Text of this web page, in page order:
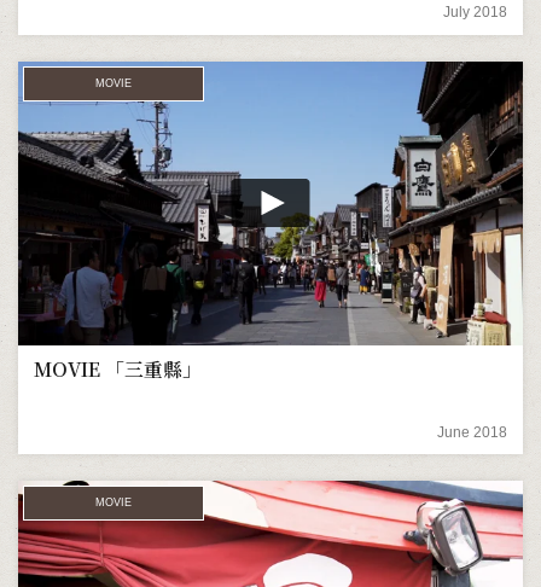
July 2018
MOVIE
MOVIE 「三重縣」
June 2018
MOVIE